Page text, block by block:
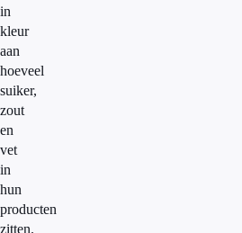
in
kleur
aan
hoeveel
suiker,
zout
en
vet
in
hun
producten
zitten.